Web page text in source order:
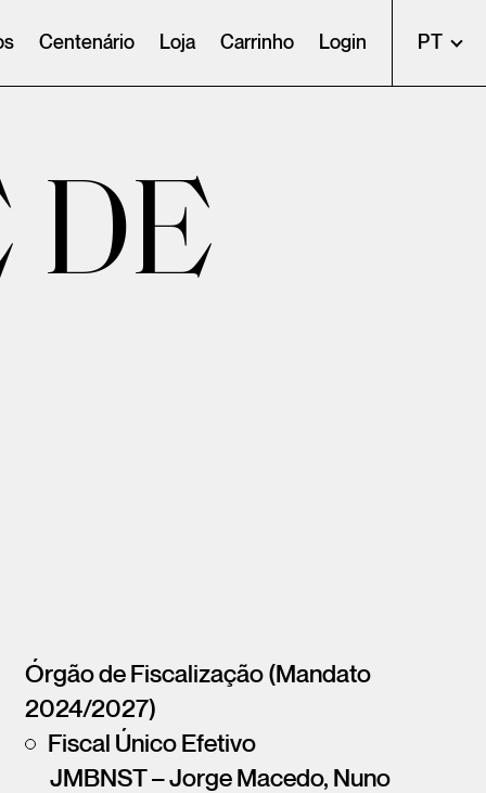
Centenário Loja Carrinho Login PT
DE
Órgão de Fiscalização (Mandato
2024/2027)
Fiscal Único Efetivo
JMBNST – Jorge Macedo, Nuno